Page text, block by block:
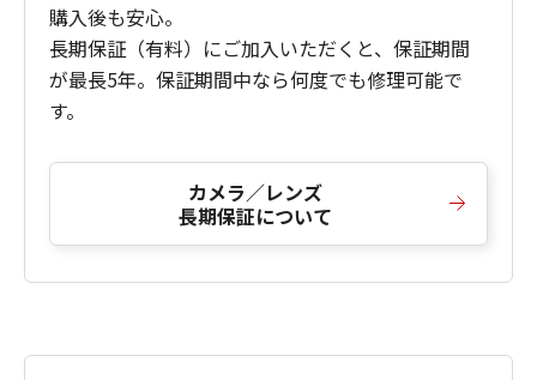
購入後も安心。
長期保証（有料）にご加入いただくと、保証期間
が最長5年。保証期間中なら何度でも修理可能で
す。
カメラ／レンズ
長期保証について